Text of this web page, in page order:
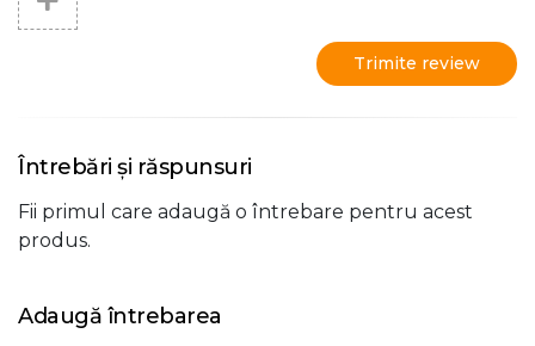
Trimite review
Întrebări și răspunsuri
Fii primul care adaugă o întrebare pentru acest
produs.
Adaugă întrebarea